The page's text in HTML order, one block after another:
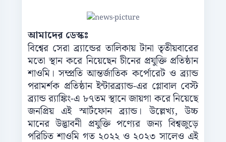
আমাদের ডেস্কঃ
বিশ্বের সেরা ব্র্যান্ডের তালিকায় টানা তৃতীয়বারের
মতো স্থান করে নিয়েছেন চীনের প্রযুক্তি প্রতিষ্ঠান
শাওমি। সম্প্রতি আন্তর্জাতিক কর্পোরেট ও ব্র্যান্ড
পরামর্শক প্রতিষ্ঠান ইন্টারব্র্যান্ড-এর গ্লোবাল বেস্ট
ব্র্যান্ড র‌্যাঙ্কিং-এ ৮৭তম স্থানে জায়গা করে নিয়েছে
জনপ্রিয় এই স্মার্টফোন ব্র্যান্ড। উল্লেখ্য, উচ্চ
মানের উদ্ভাবনী প্রযুক্তি পণ্যের জন্য বিশ্বজুড়ে
পরিচিত শাওমি গত ২০২২ ও ২০২৩ সালেও এই